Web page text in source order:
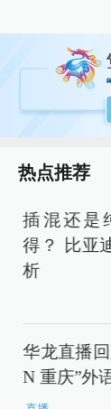
热点推荐
插混还是
得？ 比亚
析
华龙直播
N 重庆”外